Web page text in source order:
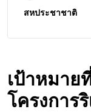
สหประชาชาติ
เป้าหมาย
โครงการ